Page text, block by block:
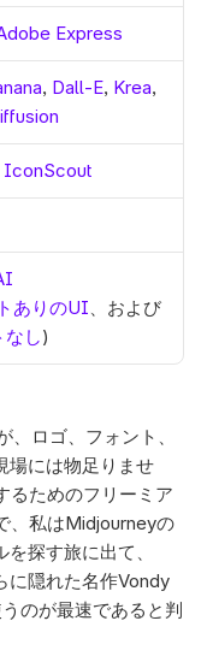
Express
, Dall-E, Krea
IconScout
ありのUI
なし)
ロゴ、フォント、
場には物足りませ
るためのフリーミア
、私はMidjourneyの
探す旅に出て、
隠れた名作Vondy
のが最速であると判